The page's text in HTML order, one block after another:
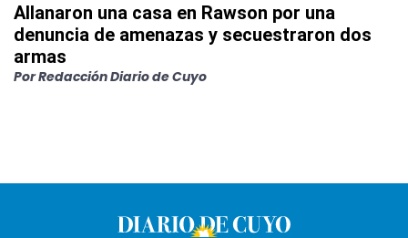
Allanaron una casa en Rawson por una
denuncia de amenazas y secuestraron dos
armas
PorRedacción Diario de Cuyo